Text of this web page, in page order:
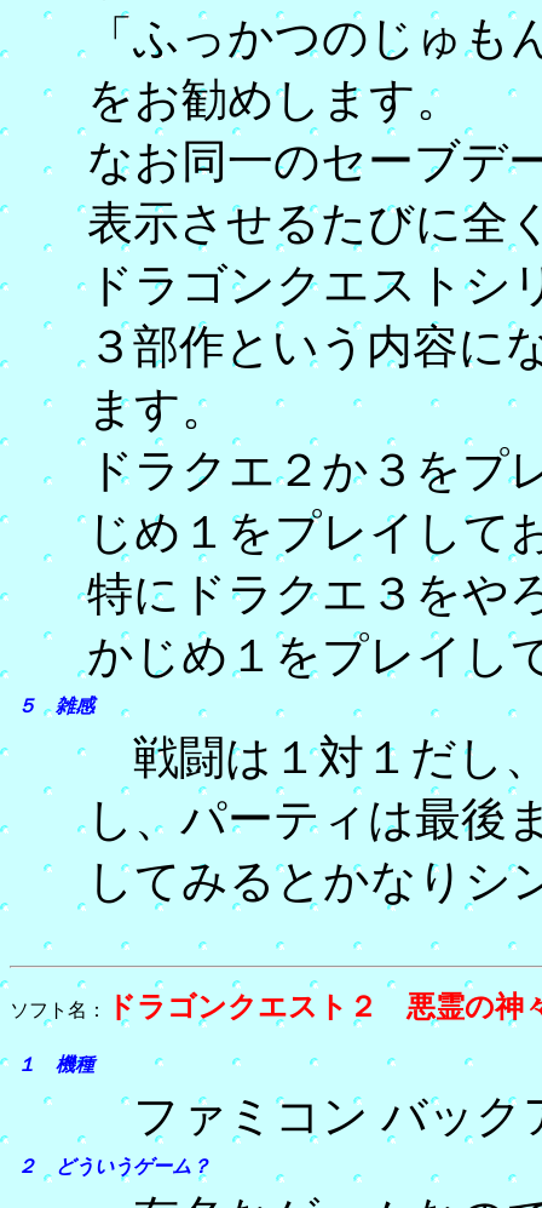
「ふっかつのじゅ
をお勧めします。
なお同一のセーブデ
表示させるたびに全
ドラゴンクエストシ
３部作という内容に
ます。
ドラクエ２か３をプ
じめ１をプレイして
特にドラクエ３をや
かじめ１をプレイし
５ 雑感
戦闘は１対１だし
し、パーティは最後
してみるとかなりシ
ソフト名： ドラゴンクエスト２ 悪霊の神
１ 機種
ファミコン バック
２ どういうゲーム？